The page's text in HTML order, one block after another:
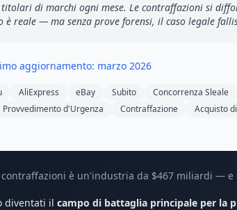
di marchi ogni mese. Le contraffazioni si
è reale — ma senza prove forensi, il caso legale
aggiornamento: marzo 2026
AliExpress eBay Subito Concorrenza Sleale
Provvedimento d'Urgenza Contraffazione Acquisto
è un'industria da $467 miliardi —
diventati il campo di battaglia principale per la